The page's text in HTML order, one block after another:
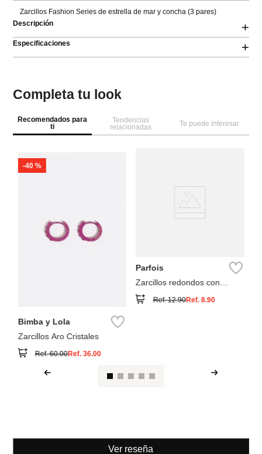
Zarcillos Fashion Series de estrella de mar y concha (3 pares)
Descripción
+
Especificaciones +
Completa tu look
Recomendados para
ti
Tendencias
relacionadas
Te puede interesar
-40 %
Bimba y Lola
Zarcillos Aro Cristales
Ref.60.00Ref.36.00
Parfois
Zarcillos redondos con
Ref.12.90Ref.8.90
Ver reseña